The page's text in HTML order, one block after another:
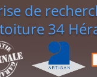
de
toiture 34